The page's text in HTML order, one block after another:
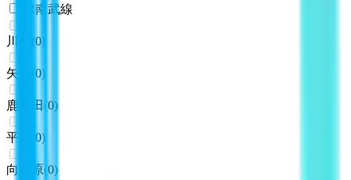
JR南武線
川崎 (0
矢向 0)
鹿島田 (0)
平間 0)
向河原(0)